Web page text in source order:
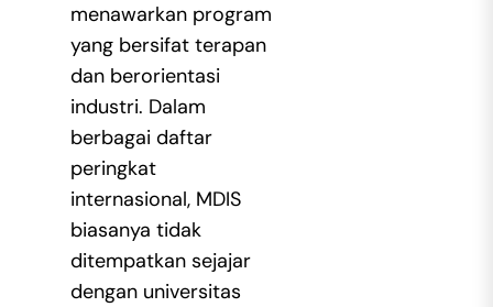
menawarkan program
yang bersifat terapan
dan berorientasi
industri. Dalam
berbagai daftar
peringkat
internasional, MDIS
biasanya tidak
ditempatkan sejajar
dengan universitas